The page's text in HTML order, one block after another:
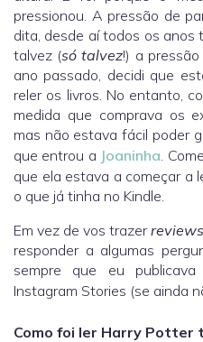
pressionou. A pressão de
dita, desde aí todos os
talvez (só talvez!) a
ano passado, decidi que
reler os livros. No entanto,
medida que comprava os
mas não estava fácil poder
que entrou a Joaninha .
que ela estava a começar a
o que já tinha no Kindle.
Em vez de vos trazerreviews
responder a algumas
sempre que eu
Instagram Stories (se ainda
Como foi ler Harry Potter